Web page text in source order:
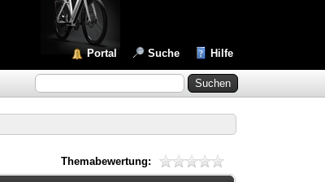
Portal Suche Hilfe
Themabewertung: